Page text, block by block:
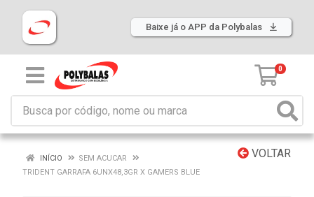
Baixe já o APP da Polybalas
0
VOLTAR
INÍCIO
SEM ACUCAR
TRIDENT GARRAFA 6UNX48,3GR X GAMERS BLUE